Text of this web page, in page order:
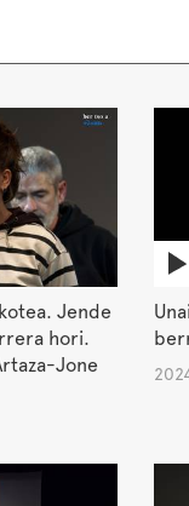
Jende
hori.
Jone